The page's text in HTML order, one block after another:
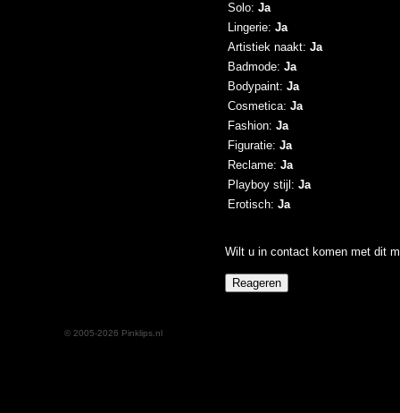
Solo: Ja
Lingerie: Ja
Artistiek naakt: Ja
Badmode: Ja
Bodypaint: Ja
Cosmetica: Ja
Fashion: Ja
Figuratie: Ja
Reclame: Ja
Playboy stijl: Ja
Erotisch: Ja
Wilt u in contact komen met dit
© 2005-2026 Pinklips.nl